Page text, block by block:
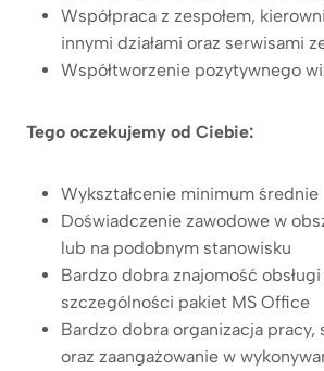
Współpraca z zespołem,
innymi działami oraz serwisami
Współtworzenie pozytywnego
Tego oczekujemy od Ciebie:
Wykształcenie minimum średnie
Doświadczenie zawodowe w
lub na podobnym stanowisku
Bardzo dobra znajomość
szczególności pakiet MS Office
Bardzo dobra organizacja pracy,
oraz zaangażowanie w